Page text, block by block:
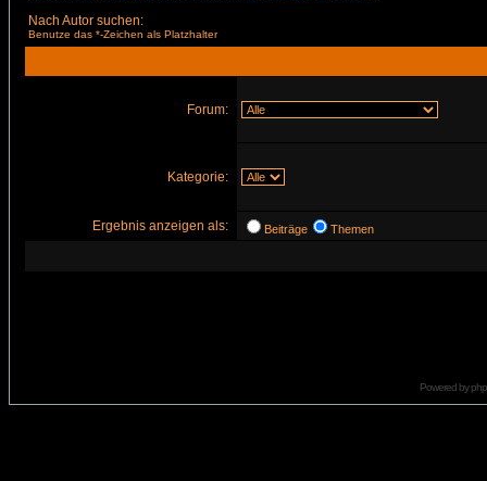
Nach Autor suchen:
Benutze das *-Zeichen als Platzhalter
Forum:
Kategorie:
Ergebnis anzeigen als: Beiträge Themen
Powered by